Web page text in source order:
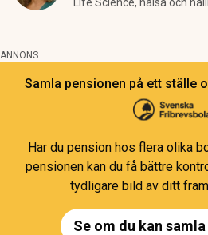
ANNONS
Samla pensionen på ett ställe
Har du pension hos flera olika
pensionen kan du få bättre
tydligare bild av ditt
Se om du kan